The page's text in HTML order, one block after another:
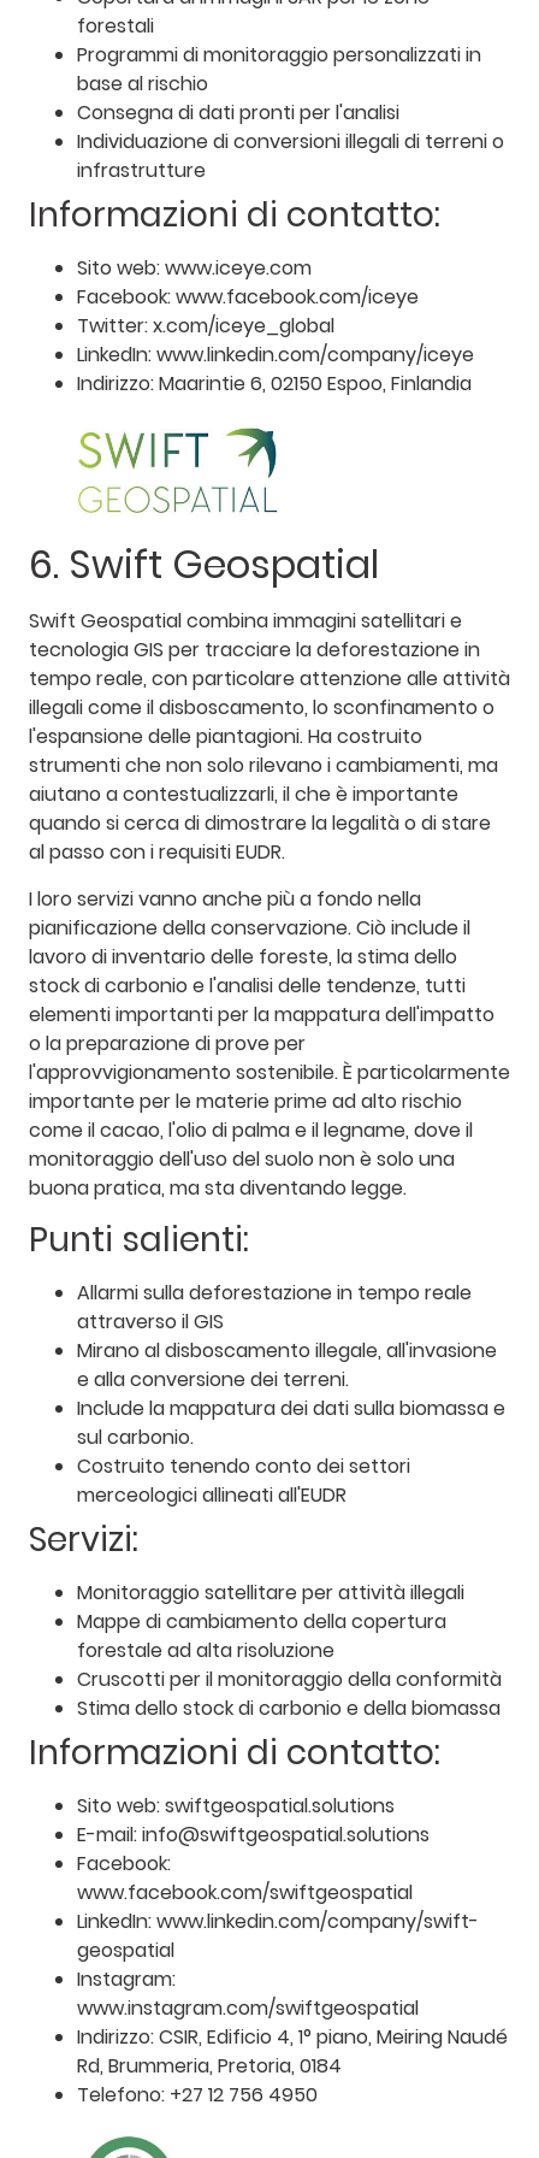
forestali
Programmi di monitoraggio personalizzati in
base al rischio
Consegna di dati pronti per l'analisi
Individuazione di conversioni illegali di terreni o
infrastrutture
Informazioni di contatto:
Sito web: www.iceye.com
Facebook: www.facebook.com/iceye
Twitter: x.com/iceye_global
LinkedIn: www.linkedin.com/company/iceye
Indirizzo: Maarintie 6, 02150 Espoo, Finlandia
6. Swift Geospatial
Swift Geospatial combina immagini satellitari e
tecnologia GIS per tracciare la deforestazione in
tempo reale, con particolare attenzione alle attività
illegali come il disboscamento, lo sconfinamento o
l'espansione delle piantagioni. Ha costruito
strumenti che non solo rilevano i cambiamenti, ma
aiutano a contestualizzarli, il che è importante
quando si cerca di dimostrare la legalità o di stare
al passo con i requisiti EUDR.
I loro servizi vanno anche più a fondo nella
pianificazione della conservazione. Ciò include il
lavoro di inventario delle foreste, la stima dello
stock di carbonio e l'analisi delle tendenze, tutti
elementi importanti per la mappatura dell'impatto
o la preparazione di prove per
l'approvvigionamento sostenibile. È particolarmente
importante per le materie prime ad alto rischio
come il cacao, l'olio di palma e il legname, dove il
monitoraggio dell'uso del suolo non è solo una
buona pratica, ma sta diventando legge.
Punti salienti:
Allarmi sulla deforestazione in tempo reale
attraverso il GIS
Mirano al disboscamento illegale, all'invasione
e alla conversione dei terreni.
Include la mappatura dei dati sulla biomassa e
sul carbonio.
Costruito tenendo conto dei settori
merceologici allineati all'EUDR
Servizi:
Monitoraggio satellitare per attività illegali
Mappe di cambiamento della copertura
forestale ad alta risoluzione
Cruscotti per il monitoraggio della conformità
Stima dello stock di carbonio e della biomassa
Informazioni di contatto:
Sito web: swiftgeospatial.solutions
E-mail: info@swiftgeospatial.solutions
Facebook:
www.facebook.com/swiftgeospatial
LinkedIn: www.linkedin.com/company/swift-
geospatial
Instagram:
www.instagram.com/swiftgeospatial
Indirizzo: CSIR, Edificio 4, 1° piano, Meiring Naudé
Rd, Brummeria, Pretoria, 0184
Telefono: +27 12 756 4950